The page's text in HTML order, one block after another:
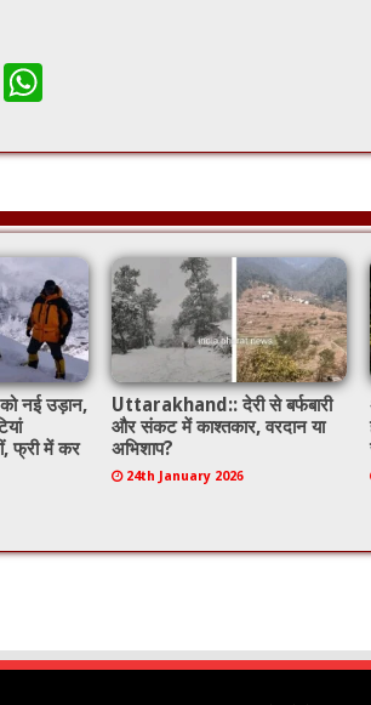
E
at
sA
p
p
को नई उड़ान,
फ्री में कर
Uttarakhand:: देरी से बर्फबारी
और संकट में काश्तकार, वरदान या
अभिशाप?
24th January 2026